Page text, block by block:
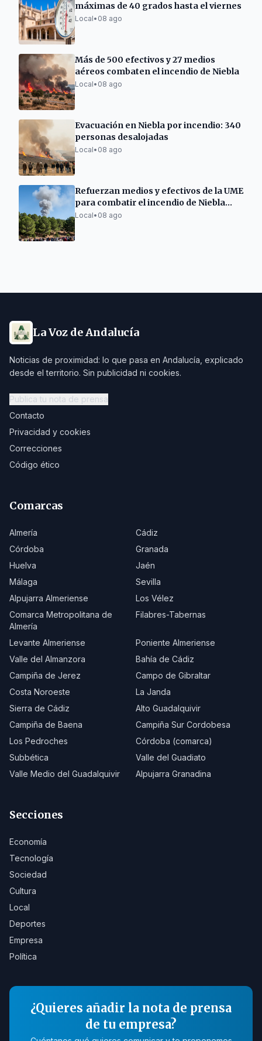
máximas de 40 grados hasta el viernes
Local• 08 ago
Más de 500 efectivos y 27 medios
aéreos combaten el incendio de Niebla
Local• 08 ago
Evacuación en Niebla por incendio: 340
personas desalojadas
Local• 08 ago
Refuerzan medios y efectivos de la UME
para combatir el incendio de Niebla
(Huelva)
Local• 08 ago
La Voz de Andalucía
Noticias de proximidad: lo que pasa en Andalucía, explicado
desde el territorio. Sin publicidad ni cookies.
Publica tu nota de prensa
Contacto
Privacidad y cookies
Correcciones
Código ético
Comarcas
Almería
Cádiz
Córdoba
Granada
Huelva
Jaén
Málaga
Sevilla
Alpujarra Almeriense
Los Vélez
Comarca Metropolitana de
Almería
Filabres-Tabernas
Levante Almeriense
Poniente Almeriense
Valle del Almanzora
Bahía de Cádiz
Campiña de Jerez
Campo de Gibraltar
Costa Noroeste
La Janda
Sierra de Cádiz
Alto Guadalquivir
Campiña de Baena
Campiña Sur Cordobesa
Los Pedroches
Córdoba (comarca)
Subbética
Valle del Guadiato
Valle Medio del Guadalquivir
Alpujarra Granadina
Secciones
Economía
Tecnología
Sociedad
Cultura
Local
Deportes
Empresa
Política
¿Quieres añadir la nota de prensa
de tu empresa?